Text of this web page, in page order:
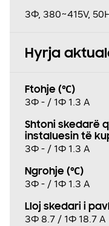
3Ф, 380~415V,
Hyrja
Ftohje (℃)
3Φ - / 1Φ 1.3 A
Shtoni skedarë
instaluesin të
3Φ - / 1Φ 1.3 A
Ngrohje (℃)
3Φ - / 1Φ 1.3 A
Lloj skedari i
3Φ 8.7 / 1Φ 18.7 A